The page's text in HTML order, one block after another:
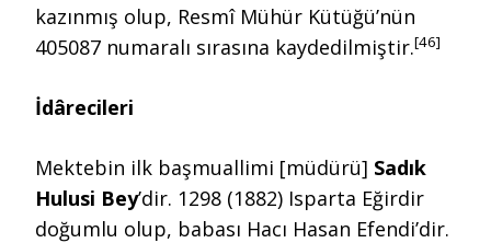
kazınmış olup, Resmî Mühür Kütüğü’nün
405087 numaralı sırasına kaydedilmiştir.[46]
İdârecileri
Mektebin ilk başmuallimi [müdürü] Sadık
Hulusi Bey’dir. 1298 (1882) Isparta Eğirdir
doğumlu olup, babası Hacı Hasan Efendi’dir.